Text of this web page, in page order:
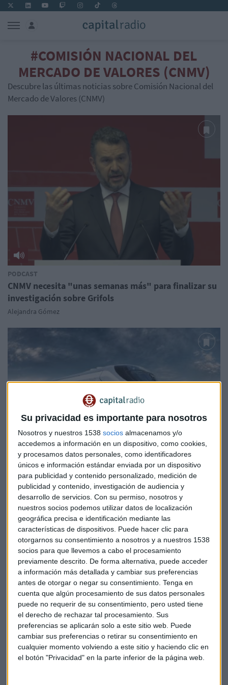
Su privacidad es importante para nosotros
Nosotros y nuestros 1538 socios almacenamos y/o
accedemos a información en un dispositivo, como cookies,
y procesamos datos personales, como identificadores
únicos e información estándar enviada por un dispositivo
para publicidad y contenido personalizado, medición de
publicidad y contenido, investigación de audiencia y
desarrollo de servicios. Con su permiso, nosotros y
nuestros socios podemos utilizar datos de localización
geográfica precisa e identificación mediante las
características de dispositivos. Puede hacer clic para
otorgarnos su consentimiento a nosotros y a nuestros 1538
socios para que llevemos a cabo el procesamiento
previamente descrito. De forma alternativa, puede acceder
a información más detallada y cambiar sus preferencias
antes de otorgar o negar su consentimiento. Tenga en
cuenta que algún procesamiento de sus datos personales
puede no requerir de su consentimiento, pero usted tiene
el derecho de rechazar tal procesamiento. Sus
preferencias se aplicarán solo a este sitio web. Puede
cambiar sus preferencias o retirar su consentimiento en
cualquier momento volviendo a este sitio y haciendo clic en
el botón "Privacidad" en la parte inferior de la página web.
#COMISIÓN NACIONAL DEL
MERCADO DE VALORES (CNMV)
Descubre las últimas noticias sobre Comisión Nacional del
Mercado de Valores (CNMV)
PODCAST
CNMV necesita "unas semanas más" para finalizar su
investigación sobre Grifols
Alejandra Gómez
PODCAST
Posible OPA en Talgo| Lardiés: "El regulador ha
tomado cartas en el asunto"
Alejandra Gómez